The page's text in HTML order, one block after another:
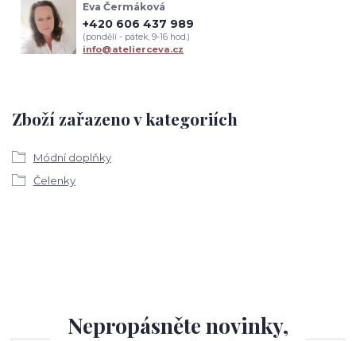
Zboží zařazeno v kategoriích
Módní doplňky
Čelenky
Eva Čermáková
+420 606 437 989
(pondělí - pátek, 9-16 hod.)
info@atelierceva.cz
Nepropásněte novinky,